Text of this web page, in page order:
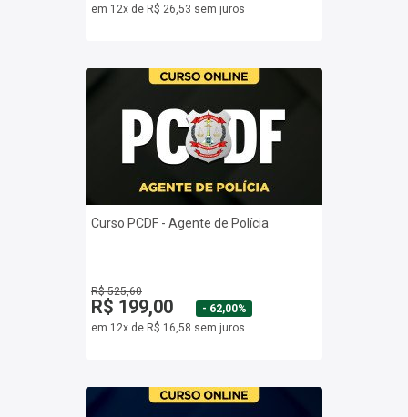
em 12x de R$ 26,53 sem juros
Curso PCDF - Agente de Polícia
R$ 525,60
R$ 199,00
- 62,00%
em 12x de R$ 16,58 sem juros